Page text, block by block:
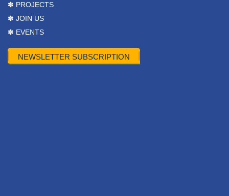
✽ PROJECTS
✽ JOIN US
✽ EVENTS
NEWSLETTER SUBSCRIPTION